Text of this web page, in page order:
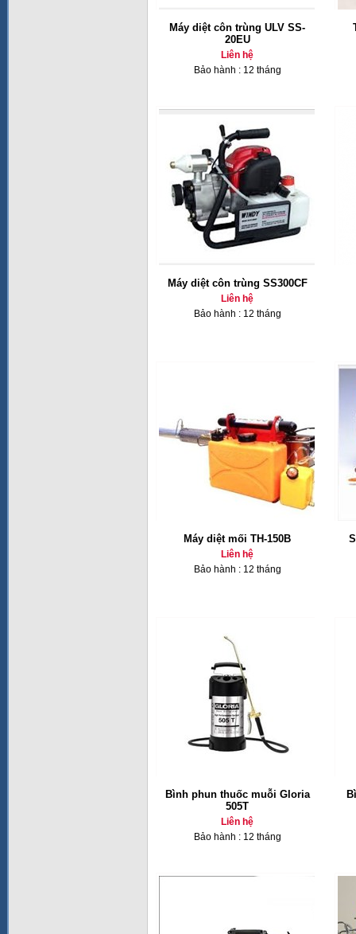
Máy diệt côn trùng ULV SS-
20EU
Liên hệ
Bảo hành : 12 tháng
Máy diệt côn trùng SS300CF
Liên hệ
Bảo hành : 12 tháng
Máy diệt mối TH-150B
Liên hệ
Bảo hành : 12 tháng
Bình phun thuốc muỗi Gloria
505T
Liên hệ
Bảo hành : 12 tháng